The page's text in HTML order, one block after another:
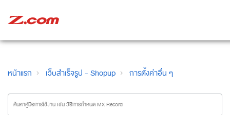
หน้าแรก เว็บสำเร็จรูป - Shopup การตั้งค่าอื่น ๆ